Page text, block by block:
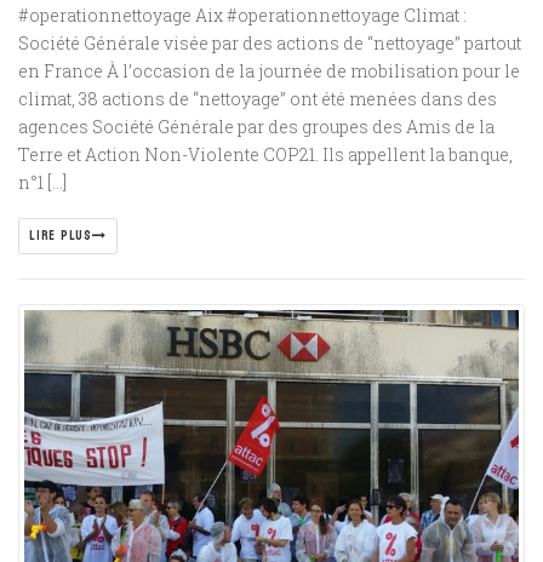
#operationnettoyage Aix #operationnettoyage Climat :
Société Générale visée par des actions de “nettoyage” partout
en France À l’occasion de la journée de mobilisation pour le
climat, 38 actions de “nettoyage” ont été menées dans des
agences Société Générale par des groupes des Amis de la
Terre et Action Non-Violente COP21. Ils appellent la banque,
n°1 […]
LIRE PLUS